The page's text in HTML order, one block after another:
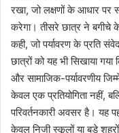
रखा, जो लक्षणों के आधार पर
करेगा। तीसरे छात्र ने बगीचे के
कही, जो पर्यावरण के प्रति
छात्रों को यह भी सिखाया
और सामाजिक-पर्यावरणीय
केवल एक प्रतियोगिता नहीं,
परिवर्तनकारी अवसर है। यह
केवल निजी स्कूलों या बड़े